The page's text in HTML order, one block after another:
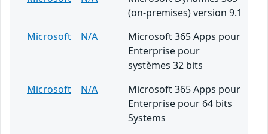
(on-premises) version 9.1
Microsoft
N/A
Microsoft 365 Apps pour
Enterprise pour
systèmes 32 bits
Microsoft
N/A
Microsoft 365 Apps pour
Enterprise pour 64 bits
Systems